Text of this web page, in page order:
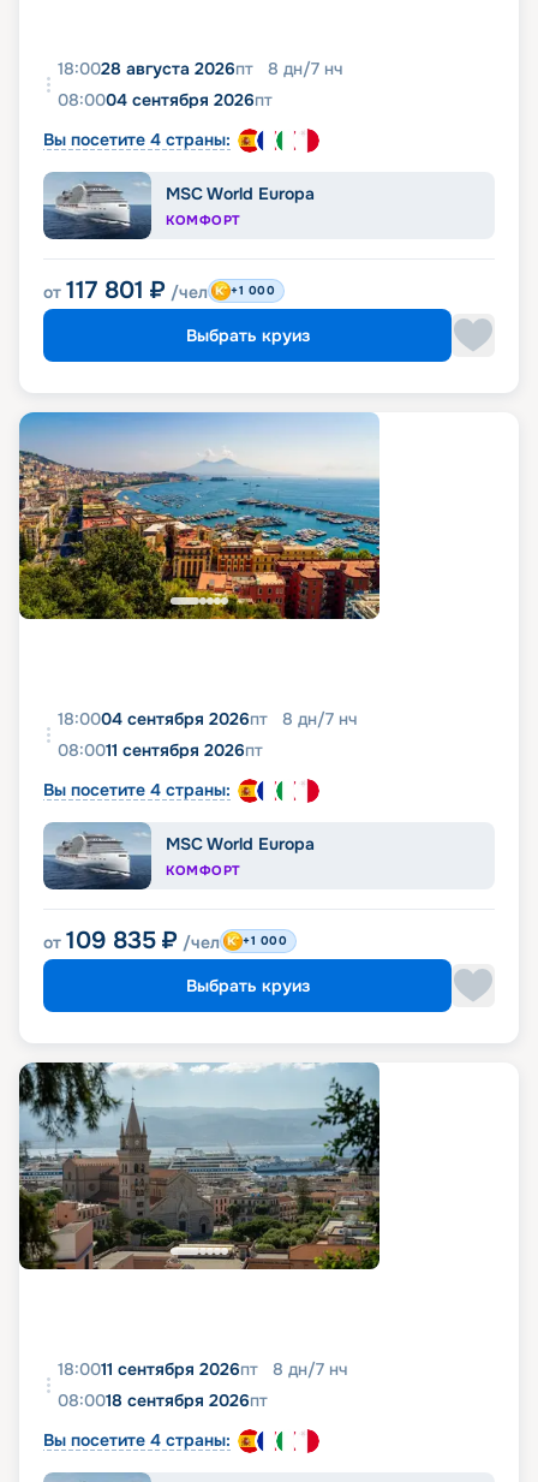
18:0028 августа 2026пт 8 дн/7 нч
08:0004 сентября 2026пт
Вы посетите 4 страны:
MSC World Europa
КОМФОРТ
от 117 801 ₽ /чел +1 000
Выбрать круиз
18:0004 сентября 2026пт 8 дн/7 нч
08:0011 сентября 2026пт
Вы посетите 4 страны:
MSC World Europa
КОМФОРТ
от 109 835 ₽ /чел +1 000
Выбрать круиз
18:0011 сентября 2026пт 8 дн/7 нч
08:0018 сентября 2026пт
Вы посетите 4 страны: